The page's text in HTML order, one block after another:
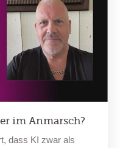
im Anmarsch?
dass KI zwar als